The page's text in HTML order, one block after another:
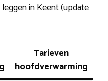
in Keent (update
Tarieven
hoofdverwarming